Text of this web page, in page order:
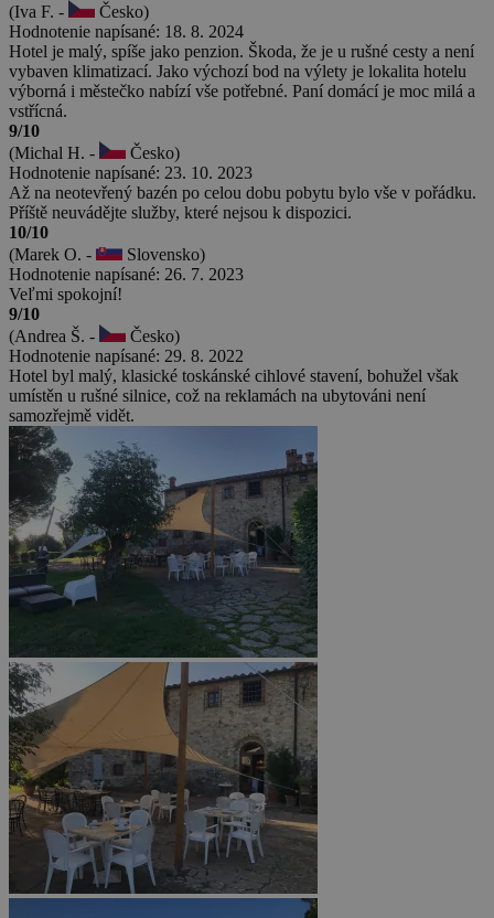
(Iva F. -
Česko)
Hodnotenie napísané: 18. 8. 2024
Hotel je malý, spíše jako penzion. Škoda, že je u rušné cesty a není
vybaven klimatizací. Jako výchozí bod na výlety je lokalita hotelu
výborná i městečko nabízí vše potřebné. Paní domácí je moc milá a
vstřícná.
9/10
(Michal H. -
Česko)
Hodnotenie napísané: 23. 10. 2023
Až na neotevřený bazén po celou dobu pobytu bylo vše v pořádku.
Příště neuvádějte služby, které nejsou k dispozici.
10/10
(Marek O. -
Slovensko)
Hodnotenie napísané: 26. 7. 2023
Veľmi spokojní!
9/10
(Andrea Š. -
Česko)
Hodnotenie napísané: 29. 8. 2022
Hotel byl malý, klasické toskánské cihlové stavení, bohužel však
umístěn u rušné silnice, což na reklamách na ubytováni není
samozřejmě vidět.